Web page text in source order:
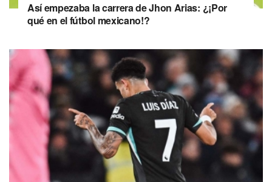
Así empezaba la carrera de Jhon Arias: ¿¡Por
qué en el fútbol mexicano!?